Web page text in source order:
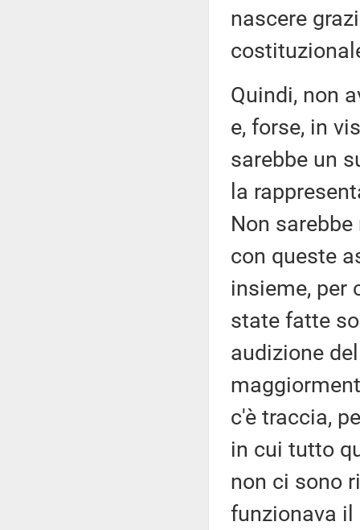
nascere
Quindi, non
e, forse, in
sarebbe un
la
Non
con queste
insieme, per
state fatte
audizione
c'è traccia,
in cui tutto
non ci sono
funzionava